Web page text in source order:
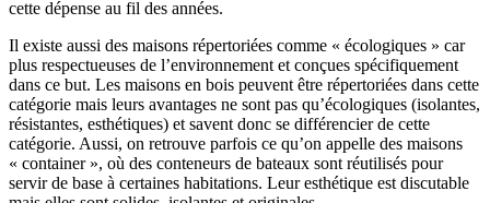
cette dépense au fil des années.
Il existe aussi des maisons répertoriées comme « écologiques » car
plus respectueuses de l’environnement et conçues spécifiquement
dans ce but. Les maisons en bois peuvent être répertoriées dans cette
catégorie mais leurs avantages ne sont pas qu’écologiques (isolantes,
résistantes, esthétiques) et savent donc se différencier de cette
catégorie. Aussi, on retrouve parfois ce qu’on appelle des maisons
« container », où des conteneurs de bateaux sont réutilisés pour
servir de base à certaines habitations. Leur esthétique est discutable